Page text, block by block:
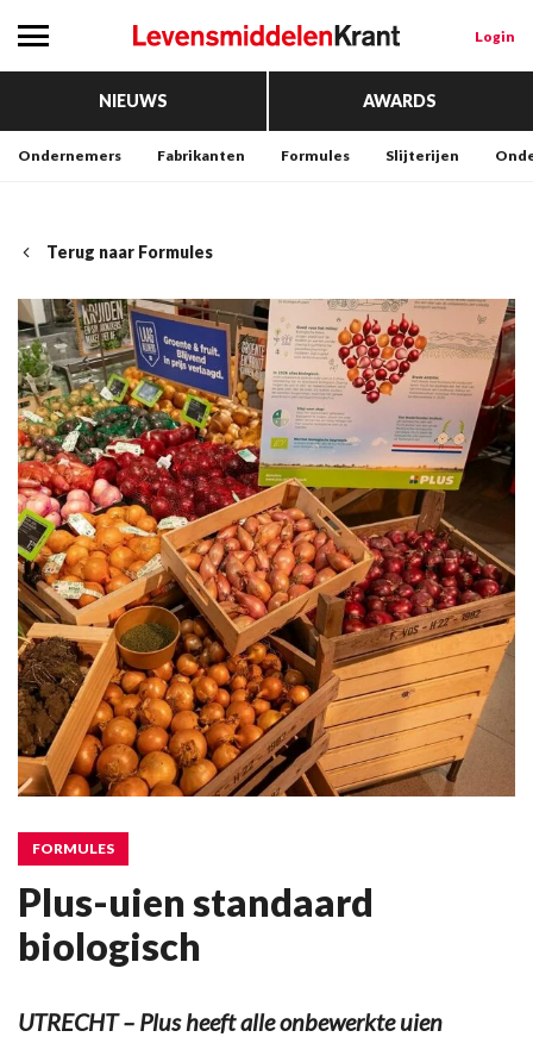
Login
NIEUWS AWARDS
Ondernemers Fabrikanten Formules Slijterijen
Terug naar Formules
FORMULES
Plus-uien standaard
biologisch
UTRECHT – Plus heeft alle onbewerkte uien